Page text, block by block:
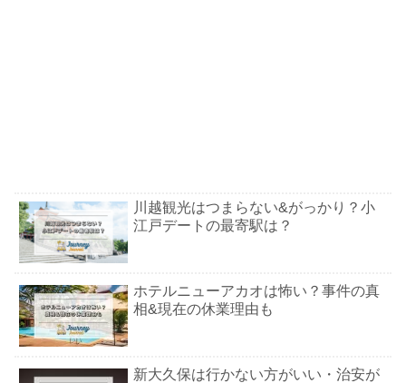
川越観光はつまらない&がっかり？小
江戸デートの最寄駅は？
ホテルニューアカオは怖い？事件の真
相&現在の休業理由も
新大久保は行かない方がいい・治安が